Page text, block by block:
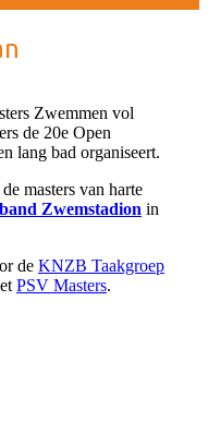
Zwemmen vol
de 20e Open
lang bad organiseert.
masters van harte
Zwemstadion in
de KNZB Taakgroep
PSV Masters.